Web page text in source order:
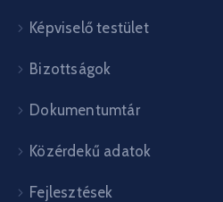
Képviselő testület
Bizottságok
Dokumentumtár
Közérdekű adatok
Fejlesztések